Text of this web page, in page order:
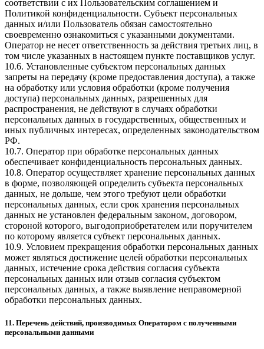
соответствии с их Пользовательским соглашением и
Политикой конфиденциальности. Субъект персональных
данных и/или Пользователь обязан самостоятельно
своевременно ознакомиться с указанными документами.
Оператор не несет ответственность за действия третьих лиц, в
том числе указанных в настоящем пункте поставщиков услуг.
10.6. Установленные субъектом персональных данных
запреты на передачу (кроме предоставления доступа), а также
на обработку или условия обработки (кроме получения
доступа) персональных данных, разрешенных для
распространения, не действуют в случаях обработки
персональных данных в государственных, общественных и
иных публичных интересах, определенных законодательством
РФ.
10.7. Оператор при обработке персональных данных
обеспечивает конфиденциальность персональных данных.
10.8. Оператор осуществляет хранение персональных данных
в форме, позволяющей определить субъекта персональных
данных, не дольше, чем этого требуют цели обработки
персональных данных, если срок хранения персональных
данных не установлен федеральным законом, договором,
стороной которого, выгодоприобретателем или поручителем
по которому является субъект персональных данных.
10.9. Условием прекращения обработки персональных данных
может являться достижение целей обработки персональных
данных, истечение срока действия согласия субъекта
персональных данных или отзыв согласия субъектом
персональных данных, а также выявление неправомерной
обработки персональных данных.
11. Перечень действий, производимых Оператором с полученными
персональными данными